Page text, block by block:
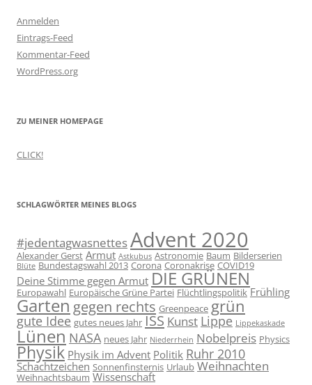
Anmelden
Eintrags-Feed
Kommentar-Feed
WordPress.org
ZU MEINER HOMEPAGE
CLICK!
SCHLAGWÖRTER MEINES BLOGS
#jedentagwasnettesAdvent 2020
Alexander Gerst Armut Astkubus Astronomie Baum Bilderserien
Blüte Bundestagswahl 2013 Corona Coronakrise COVID19
Deine Stimme gegen Armut DIE GRÜNEN
Europawahl Europäische Grüne Partei Flüchtlingspolitik Frühling
Garten gegen rechts Greenpeace grün
gute Idee gutes neues Jahr ISS Kunst Lippe Lippekaskade
Lünen NASA neues Jahr Niederrhein Nobelpreis Physics
Physik Physik im Advent Politik Ruhr 2010
Schachtzeichen Sonnenfinsternis Urlaub Weihnachten
Weihnachtsbaum Wissenschaft